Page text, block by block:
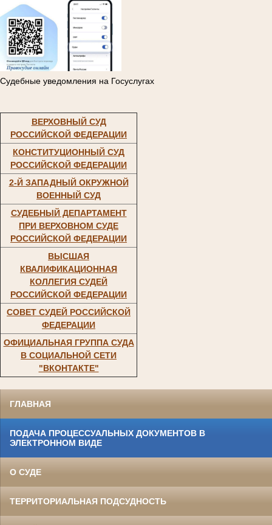
Судебные уведомления на Госуслугах
ВЕРХОВНЫЙ СУД
РОССИЙСКОЙ ФЕДЕРАЦИИ
КОНСТИТУЦИОННЫЙ СУД
РОССИЙСКОЙ ФЕДЕРАЦИИ
2-Й ЗАПАДНЫЙ ОКРУЖНОЙ
ВОЕННЫЙ СУД
СУДЕБНЫЙ ДЕПАРТАМЕНТ
ПРИ ВЕРХОВНОМ СУДЕ
РОССИЙСКОЙ ФЕДЕРАЦИИ
ВЫСШАЯ
КВАЛИФИКАЦИОННАЯ
КОЛЛЕГИЯ СУДЕЙ
РОССИЙСКОЙ ФЕДЕРАЦИИ
СОВЕТ СУДЕЙ РОССИЙСКОЙ
ФЕДЕРАЦИИ
ОФИЦИАЛЬНАЯ ГРУППА СУДА
В СОЦИАЛЬНОЙ СЕТИ
"ВКОНТАКТЕ"
ГЛАВНАЯ
ПОДАЧА ПРОЦЕССУАЛЬНЫХ ДОКУМЕНТОВ В
ЭЛЕКТРОННОМ ВИДЕ
О СУДЕ
ТЕРРИТОРИАЛЬНАЯ ПОДСУДНОСТЬ